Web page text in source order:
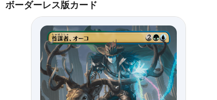
ボーダーレス版カード